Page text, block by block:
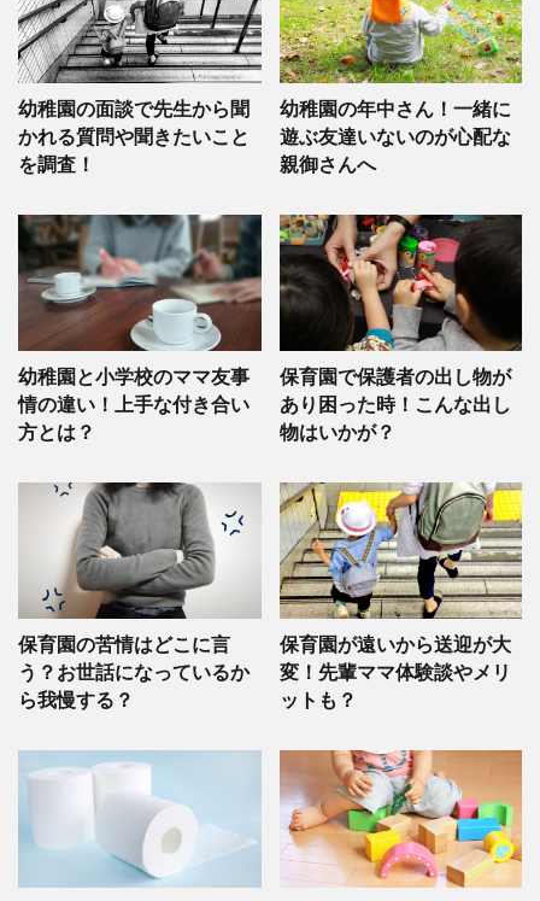
幼稚園の面談で先生から聞
かれる質問や聞きたいこと
を調査！
幼稚園の年中さん！一緒に
遊ぶ友達いないのが心配な
親御さんへ
幼稚園と小学校のママ友事
情の違い！上手な付き合い
方とは？
保育園で保護者の出し物が
あり困った時！こんな出し
物はいかが？
保育園の苦情はどこに言
う？お世話になっているか
ら我慢する？
保育園が遠いから送迎が大
変！先輩ママ体験談やメリ
ットも？